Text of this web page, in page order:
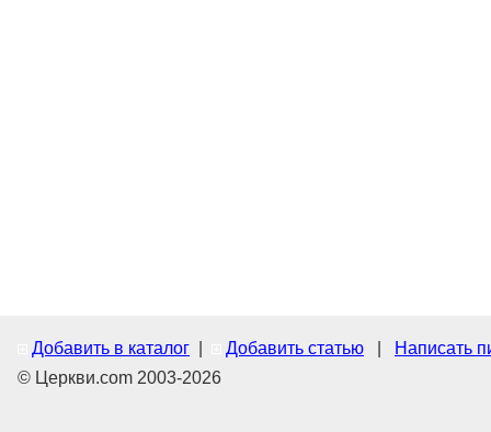
Добавить в каталог Добавить статью
Написать
© Церкви.com 2003-2026